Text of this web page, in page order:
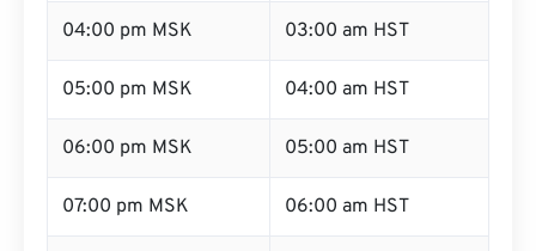
04:00 pm MSK 03:00 am HST
05:00 pm MSK 04:00 am HST
06:00 pm MSK 05:00 am HST
07:00 pm MSK 06:00 am HST